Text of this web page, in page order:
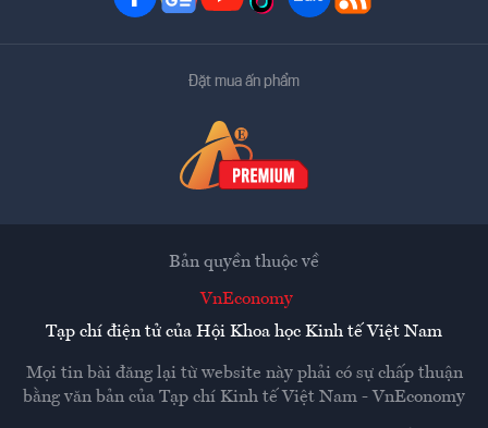
Đặt mua ấn phẩm
Bản quyền thuộc về
VnEconomy
Tạp chí điện tử của Hội Khoa học Kinh tế Việt Nam
Mọi tin bài đăng lại từ website này phải có sự chấp thuận
bằng văn bản của Tạp chí Kinh tế Việt Nam - VnEconomy